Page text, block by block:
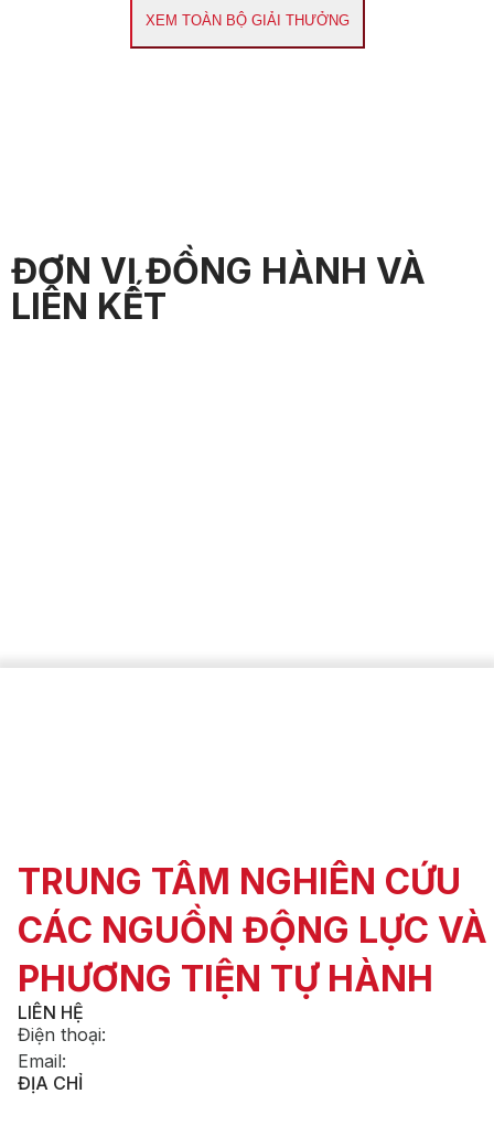
XEM TOÀN BỘ GIẢI THƯỞNG
ĐƠN VỊ ĐỒNG HÀNH VÀ
LIÊN KẾT
TRUNG TÂM NGHIÊN CỨU
CÁC NGUỒN ĐỘNG LỰC VÀ
PHƯƠNG TIỆN TỰ HÀNH
LIÊN HỆ
Điện thoại:
Email:
ĐỊA CHỈ